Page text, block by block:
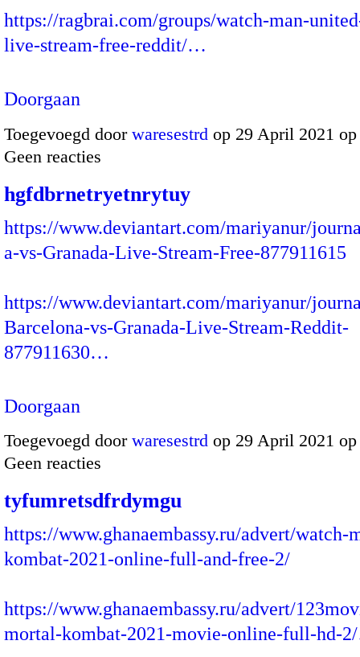
https://ragbrai.com/groups/watch-man-
live-stream-free-reddit/…
Doorgaan
Toegevoegd door waresestrd op 29 April 2021
Geen reacties
hgfdbrnetryetnrytuy
https://www.deviantart.com/mariyanur/
a-vs-Granada-Live-Stream-Free-877911615
https://www.deviantart.com/mariyanur/
Barcelona-vs-Granada-Live-Stream-Reddit-
877911630…
Doorgaan
Toegevoegd door waresestrd op 29 April 2021
Geen reacties
tyfumretsdfrdymgu
https://www.ghanaembassy.ru/advert/watch-
kombat-2021-online-full-and-free-2/
https://www.ghanaembassy.ru/advert/
mortal-kombat-2021-movie-online-full-hd-